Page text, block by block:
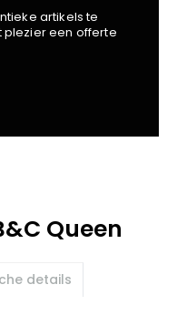
artikels te
plezier een offerte
Queen
details